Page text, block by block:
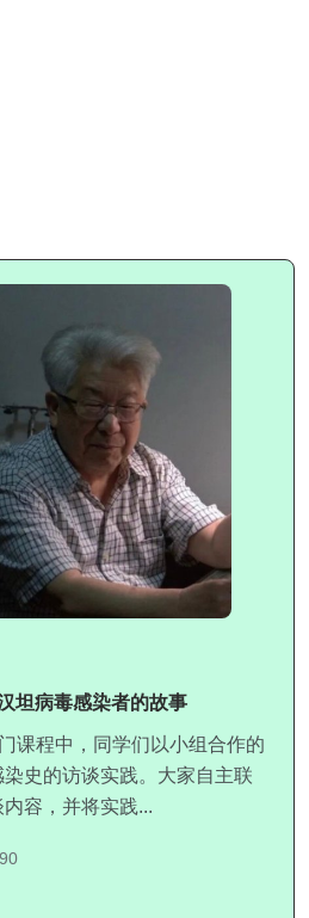
坦病毒感染者的故事
课程中，同学们以小组合作的
史的访谈实践。大家自主联
容，并将实践...